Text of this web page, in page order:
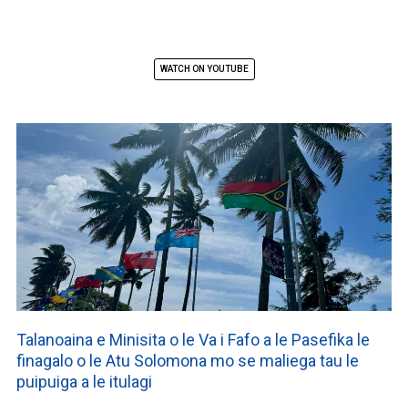
WATCH ON YOUTUBE
Talanoaina e Minisita o le Va i Fafo a le Pasefika le
finagalo o le Atu Solomona mo se maliega tau le
puipuiga a le itulagi